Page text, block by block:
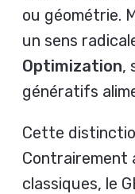
ou géométrie.
un sens
Optimization,
génératifs
Cette
Contrairement
classiques, le